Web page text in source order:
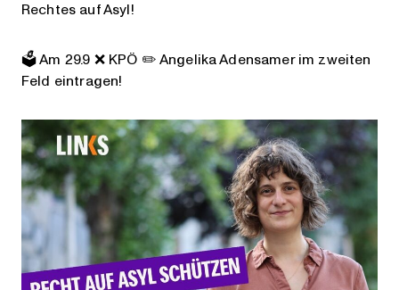
Rechtes auf Asyl!
🗳️ Am 29.9 ❌ KPÖ ✏️ Angelika Adensamer im zweiten
Feld eintragen!